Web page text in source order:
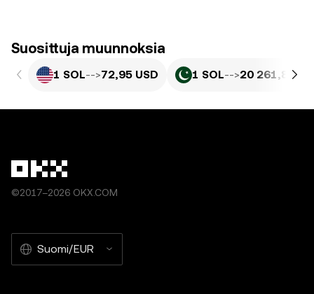
Suosittuja muunnoksia
1 SOL-->72,95 USD 1 SOL-->20 261,86
©2017–2026 OKX.COM
Suomi/EUR